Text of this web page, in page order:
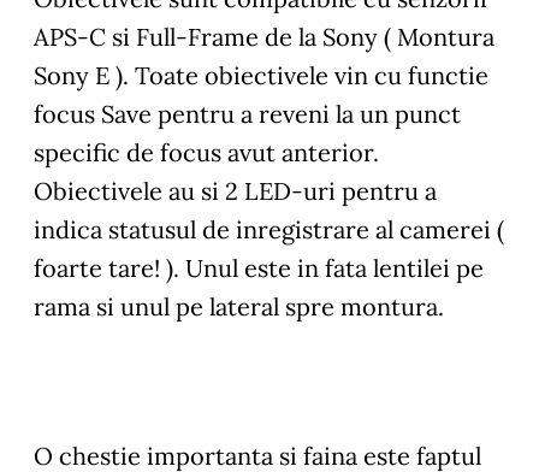
APS-C si Full-Frame de la Sony ( Montura
Sony E ). Toate obiectivele vin cu functie
focus Save pentru a reveni la un punct
specific de focus avut anterior.
Obiectivele au si 2 LED-uri pentru a
indica statusul de inregistrare al camerei (
foarte tare! ). Unul este in fata lentilei pe
rama si unul pe lateral spre montura.
O chestie importanta si faina este faptul